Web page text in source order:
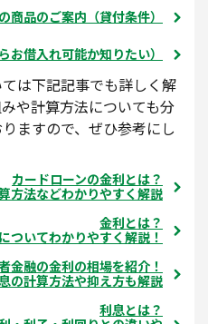
商品のご案内（貸付条件）
お借入れ可能か知りたい）
は下記記事でも詳しく解
や計算方法についても分
ますので、ぜひ参考にし
カードローンの金利とは？
方法などわかりやすく解説
金利とは？
ついてわかりやすく解説！
金融の金利の相場を紹介！
の計算方法や抑え方も解説
利息とは？